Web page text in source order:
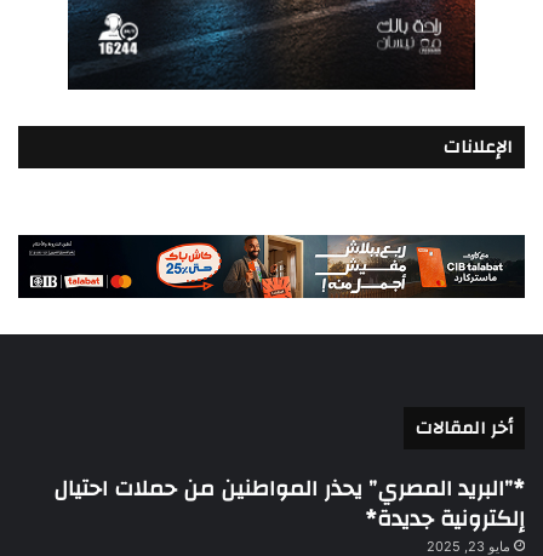
الإعلانات
أخر المقالات
*”البريد المصري” يحذر المواطنين من حملات احتيال
إلكترونية جديدة*
مايو 23, 2025